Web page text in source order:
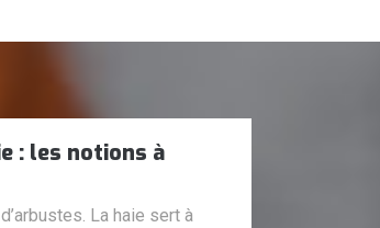
: les notions à
La haie sert à